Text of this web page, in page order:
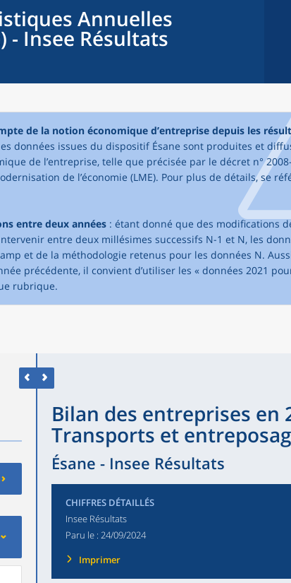
Annuelles
- Insee Résultats
de la notion économique d’entreprise depuis les
données issues du dispositif Ésane sont produites et
de l’entreprise, telle que précisée par le décret n° 2008-
de l’économie (LME). Pour plus de détails, se
entre deux années : étant donné que des modifications
entre deux millésimes successifs N-1 et N, les
et de la méthodologie retenus pour les données N.
précédente, il convient d’utiliser les « données 2021
rubrique.
Bilan des entreprises en
Transports et
Ésane - Insee Résultats
CHIFFRES DÉTAILLÉS
Insee Résultats
Paru le : 24/09/2024
Imprimer